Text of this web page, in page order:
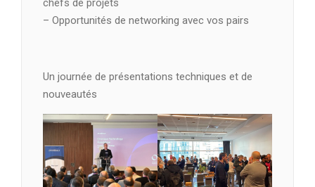
chefs de projets
– Opportunités de networking avec vos pairs
Un journée de présentations techniques et de
nouveautés